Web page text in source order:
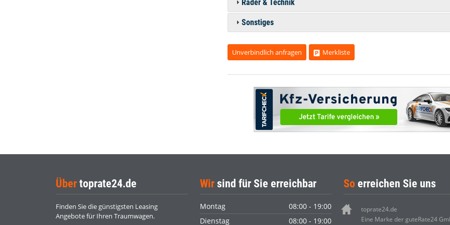
Räder & Technik
Sonstiges
Unverbindlich anfragen Merkliste
Über toprate24.de
Finden Sie die günstigsten Leasing
Angebote für Ihren Traumwagen.
Wirsind für Sie erreichbar
Montag
08:00 - 19:00
Dienstag
08:00 - 19:00
So erreichen Sie uns
toprate24.de
Eine Marke der guteRate24